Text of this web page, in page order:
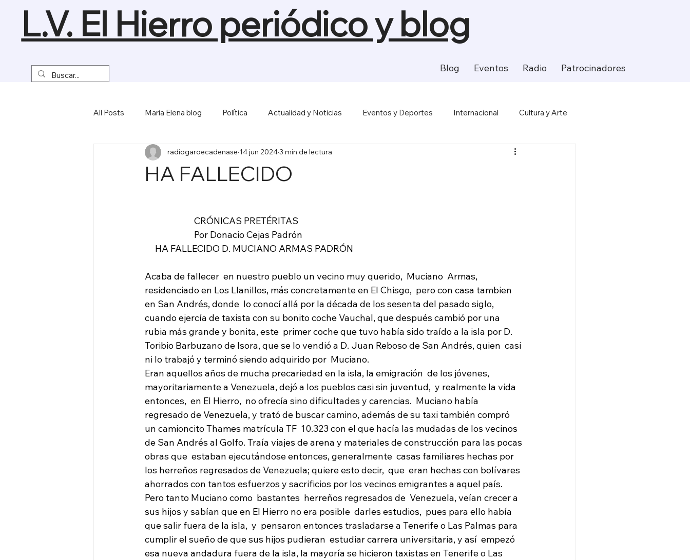
Blog Eventos Radio Patrocinadores
L.V. El Hierro periódico y blog
All Posts Maria Elena blog Política Actualidad y Noticias Eventos y Deportes Internacional Cultura y Arte
Turismo y Naturaleza Empresas y Economía Salud y Bienestar Ciencia y Tecnología
HA FALLECIDO
radiogaroecadenase 14 jun 20243 min de lectura
CRÓNICAS PRETÉRITAS
Por Donacio Cejas Padrón
HA FALLECIDO D. MUCIANO ARMAS PADRÓN
Acaba de fallecer  en nuestro pueblo un vecino muy querido,  Muciano  Armas,
residenciado en Los Llanillos, más concretamente en El Chisgo,  pero con casa tambien
en San Andrés, donde  lo conocí allá por la década de los sesenta del pasado siglo,
cuando ejercía de taxista con su bonito coche Vauchal, que después cambió por una
rubia más grande y bonita, este  primer coche que tuvo había sido traído a la isla por D.
Toribio Barbuzano de Isora, que se lo vendió a D. Juan Reboso de San Andrés, quien  casi
ni lo trabajó y terminó siendo adquirido por  Muciano.
Eran aquellos años de mucha precariedad en la isla, la emigración  de los jóvenes,
mayoritariamente a Venezuela, dejó a los pueblos casi sin juventud,  y realmente la vida
entonces,  en El Hierro,  no ofrecía sino dificultades y carencias.  Muciano había
regresado de Venezuela, y trató de buscar camino, además de su taxi también compró
un camioncito Thames matrícula TF  10.323 con el que hacía las mudadas de los vecinos
de San Andrés al Golfo. Traía viajes de arena y materiales de construcción para las pocas
obras que  estaban ejecutándose entonces, generalmente  casas familiares hechas por
los herreños regresados de Venezuela; quiere esto decir,  que  eran hechas con bolívares
ahorrados con tantos esfuerzos y sacrificios por los vecinos emigrantes a aquel país.
Pero tanto Muciano como  bastantes  herreños regresados de  Venezuela, veían crecer a
sus hijos y sabían que en El Hierro no era posible  darles estudios,  pues para ello había
que salir fuera de la isla,  y  pensaron entonces trasladarse a Tenerife o Las Palmas para
cumplir el sueño de que sus hijos pudieran  estudiar carrera universitaria, y así  empezó
esa nueva andadura fuera de la isla, la mayoría se hicieron taxistas en Tenerife o Las